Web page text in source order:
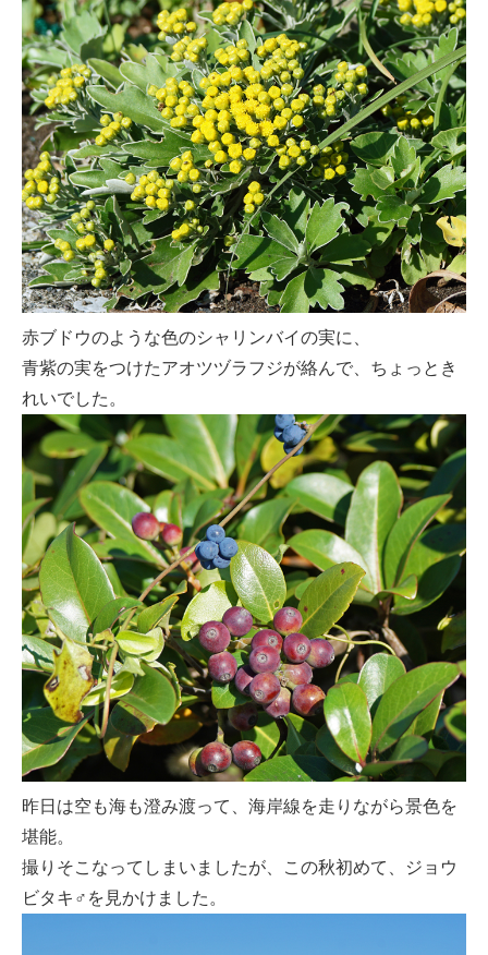
赤ブドウのような色のシャリンバイの実に、
青紫の実をつけたアオツヅラフジが絡んで、ちょっとき
れいでした。
昨日は空も海も澄み渡って、海岸線を走りながら景色を
堪能。
撮りそこなってしまいましたが、この秋初めて、ジョウ
ビタキ♂を見かけました。